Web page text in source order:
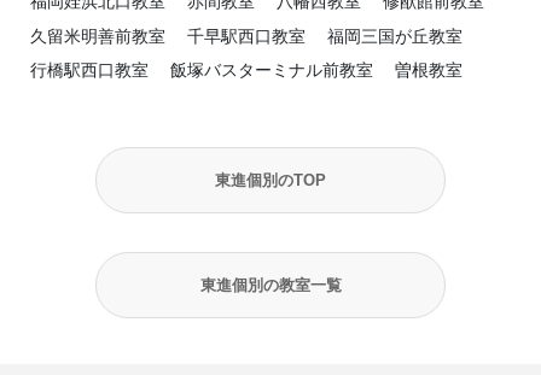
久留米明善前教室
千早駅西口教室
福岡三国が丘教室
行橋駅西口教室
飯塚バスターミナル前教室 曽根教室
東進個別のTOP
東進個別の教室一覧